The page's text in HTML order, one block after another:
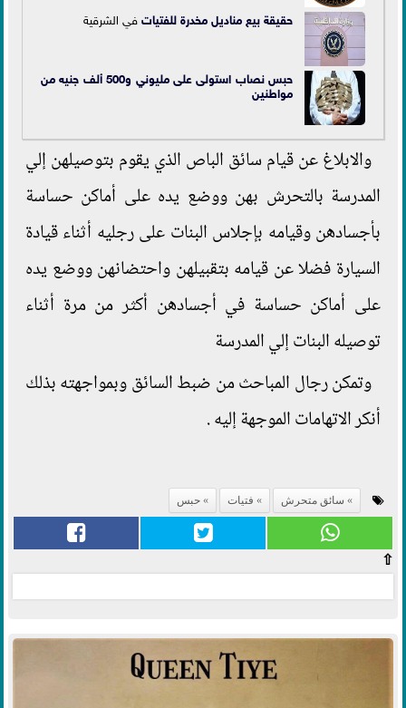
حقيقة بيع مناديل مخدرة للفتياتفي الشرقية
حبس نصاب استولى على مليوني و500 ألف جنيه من
مواطنين
والابلاغ عن قيام سائق الباص الذي يقوم بتوصيلهن إلي
المدرسة بالتحرش بهن ووضع يده على أماكن حساسة
بأجسادهن وقيامه بإجلاس البنات على رجليه أثناء قيادة
السيارة فضلا عن قيامه بتقبيلهن واحتضانهن ووضع يده
على أماكن حساسة في أجسادهن أكثر من مرة أثناء
توصيله البنات إلي المدرسة
وتمكن رجال المباحث من ضبط السائق وبمواجهته بذلك
أنكر الاتهامات الموجهة إليه .
سائق متحرش فتيات حبس
⇧